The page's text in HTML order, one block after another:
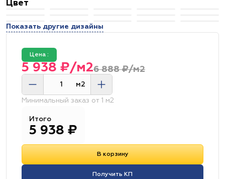
Цвет
Показать другие дизайны
Цена :
6 888 ₽/м2
5 938 ₽/м2
м2
Минимальный заказ от 1 м2
Итого
5 938 ₽
В корзину
Получить КП